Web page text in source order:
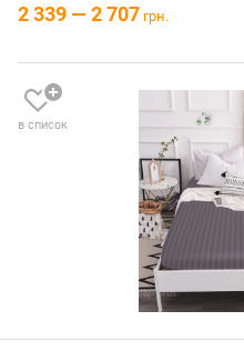
2 339 — 2 707 грн.
в список